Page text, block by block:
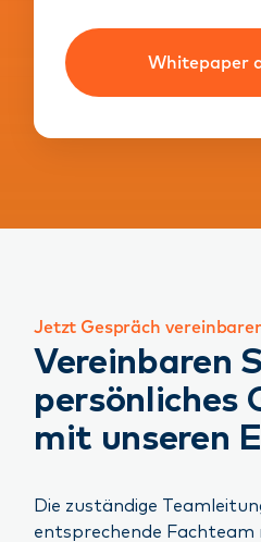
Whitepaper
Jetzt Gespräch
Vereinbaren
persönliches
mit unseren
Die zuständige
entsprechende Fachteam